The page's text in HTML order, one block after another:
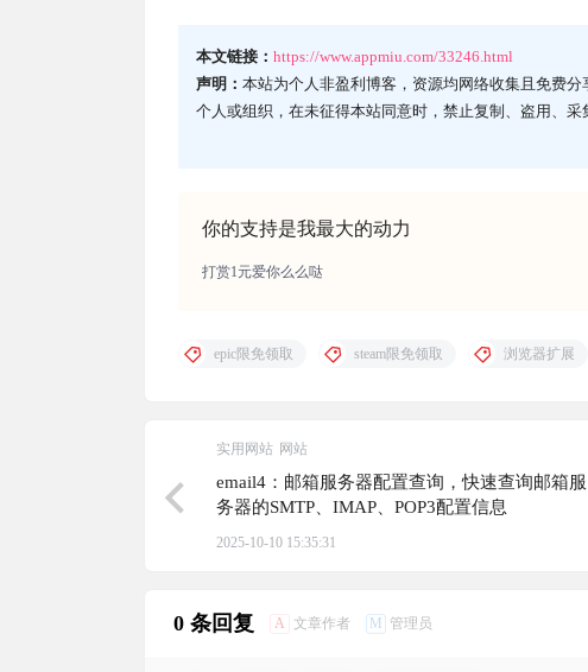
本文链接： https://www.appmiu.com/33246.html
声明： 本站为个人非盈利博客，资源均网络收集且免费分
个人或组织，在未征得本站同意时，禁止复制、盗用、
你的支持是我最大的动力
打赏1元爱你么么哒
epic限免领取 steam限免领取 浏览器扩展
实用网站 网站
email4：邮箱服务器配置查询，快速查询邮箱服
务器的SMTP、IMAP、POP3配置信息
2025-10-10 15:35:31
0 条回复 A 文章作者 M 管理员